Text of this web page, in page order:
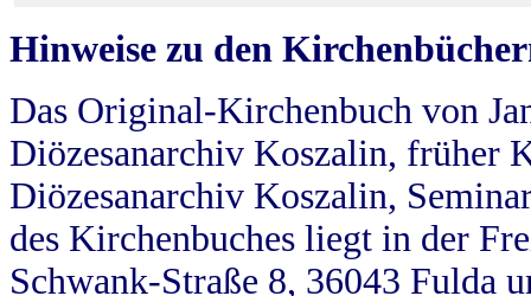
Hinweise zu den
Das Original-Kirchenbuch von
Diözesanarchiv Koszalin, früher
Diözesanarchiv Koszalin,
des Kirchenbuches liegt in der
Schwank-Straße 8, 36043 Fulda